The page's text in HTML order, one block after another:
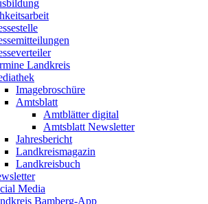
Landkreis
Imagebroschüre
Amtsblatt
Amtblätter digital
Amtsblatt Newsletter
Jahresbericht
Landkreismagazin
Landkreisbuch
Media
Bamberg-App